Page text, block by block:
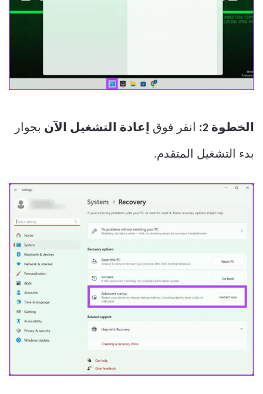
الخطوة 2: انقر فوق إعادة التشغيل الآن بجوار
بدء التشغيل المتقدم.